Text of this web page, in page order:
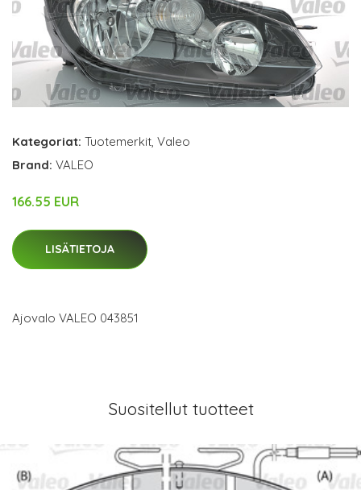
Kategoriat: Tuotemerkit, Valeo
Brand: VALEO
166.55 EUR
LISÄTIETOJA
Ajovalo VALEO 043851
Suositellut tuotteet